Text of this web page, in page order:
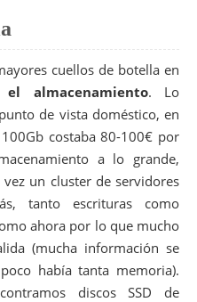
cuellos de botella en
almacenamiento. Lo
de vista doméstico, en
costaba 80-100€ por
a lo grande,
un cluster de servidores
tanto escrituras como
ahora por lo que mucho
(mucha información se
había tanta memoria).
discos SSD de